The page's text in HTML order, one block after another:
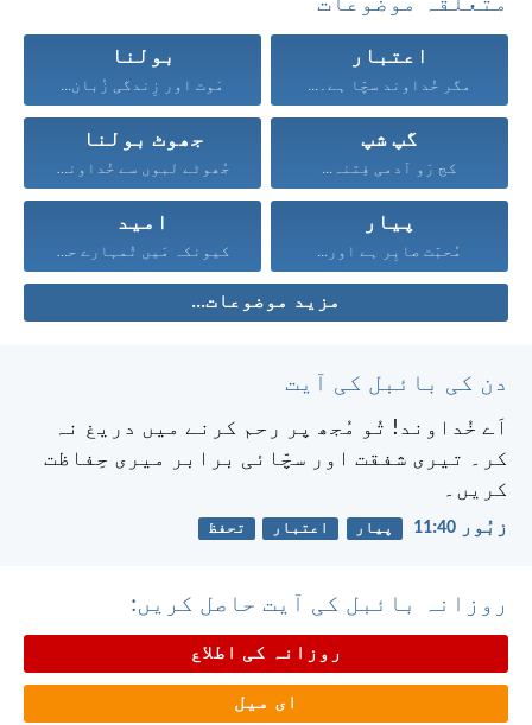
اعتبار
مگر خُداوند سچّا ہے۔...
بولنا
مَوت اور زِندگی زُبان...
گپ شپ
کج رَو آدمی فِتنہ...
جھوٹ بولنا
جُھوٹے لبوں سے خُداوند...
پیار
مُحبّت صابِر ہے اور...
امید
کیونکہ مَیں تُمہارے حق...
مزید موضوعات...
دن کی بائبل کی آیت
اَے خُداوند! تُو مُجھ پر رحم کرنے میں دریغ نہ
کر۔ تیری شفقت اور سچّائی برابر میری حِفاظت
کریں۔
زبُور 40:‏11 پیار اعتبار تحفظ
روزانہ بائبل کی آیت حاصل کریں:
روزانہ کی اطلاع
ای میل